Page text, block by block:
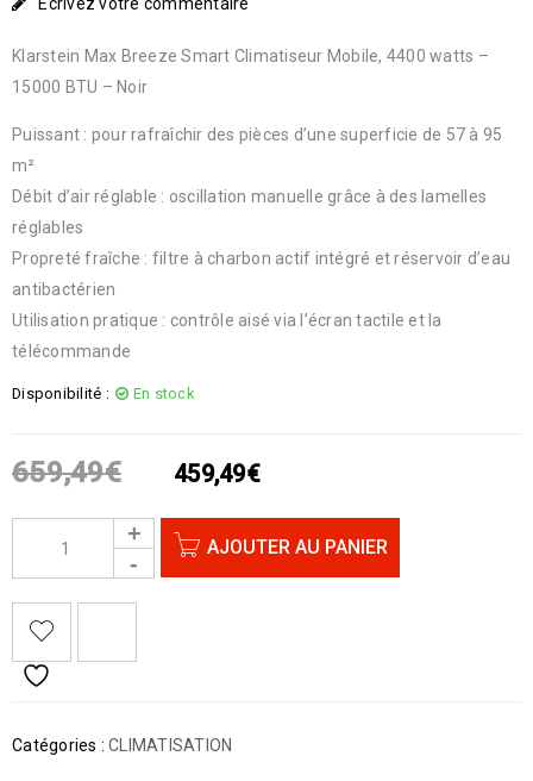
Klarstein Max Breeze Smart Climatiseur Mobile, 4400 watts –
15000 BTU – Noir
Puissant : pour rafraîchir des pièces d’une superficie de 57 à 95
m²
Débit d’air réglable : oscillation manuelle grâce à des lamelles
réglables
Propreté fraîche : filtre à charbon actif intégré et réservoir d’eau
antibactérien
Utilisation pratique : contrôle aisé via l’écran tactile et la
télécommande
Disponibilité : En stock
659,49€ 459,49€
AJOUTER AU PANIER
Catégories : CLIMATISATION